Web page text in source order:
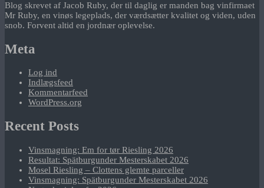
Blog skrevet af Jacob Ruby, der til daglig er manden bag vinfirmaet
Mr Ruby, en vinøs legeplads, der værdsætter kvalitet og viden, uden
snob. Forvent altid en jordnær oplevelse.
Meta
Log ind
Indlægsfeed
Kommentarfeed
WordPress.org
Recent Posts
Vinsmagning: Em for tør Riesling 2026
Resultat: Spätburgunder Mesterskabet 2026
Mosel Riesling – Clottens glemte parceller
Vinsmagning: Spätburgunder Mesterskabet 2026